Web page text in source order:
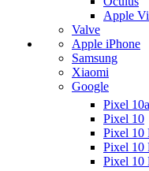
Apple
Valve
Apple iPhone
Samsung
Xiaomi
Google
Pixel 10a
Pixel 10
Pixel 10
Pixel 10
Pixel 10